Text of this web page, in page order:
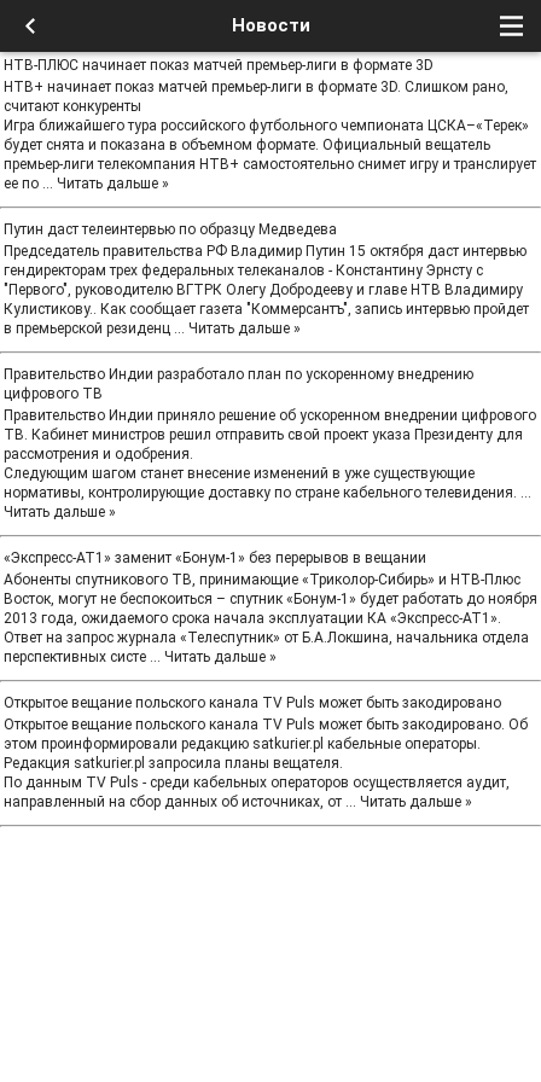
Новости
НТВ-ПЛЮС начинает показ матчей премьер-лиги в формате 3D
НТВ+ начинает показ матчей премьер-лиги в формате 3D. Слишком рано,
считают конкуренты
Игра ближайшего тура российского футбольного чемпионата ЦСКА–«Терек»
будет снята и показана в объемном формате. Официальный вещатель
премьер-лиги телекомпания НТВ+ самостоятельно снимет игру и транслирует
ее по ... Читать дальше »
Путин даст телеинтервью по образцу Медведева
Председатель правительства РФ Владимир Путин 15 октября даст интервью
гендиректорам трех федеральных телеканалов - Константину Эрнсту с
"Первого", руководителю ВГТРК Олегу Добродееву и главе НТВ Владимиру
Кулистикову.. Как сообщает газета "Коммерсантъ", запись интервью пройдет
в премьерской резиденц ... Читать дальше »
Правительство Индии разработало план по ускоренному внедрению
цифрового ТВ
Правительство Индии приняло решение об ускоренном внедрении цифрового
ТВ. Кабинет министров решил отправить свой проект указа Президенту для
рассмотрения и одобрения.
Следующим шагом станет внесение изменений в уже существующие
нормативы, контролирующие доставку по стране кабельного телевидения. ...
Читать дальше »
«Экспресс-АТ1» заменит «Бонум-1» без перерывов в вещании
Абоненты спутникового ТВ, принимающие «Триколор-Сибирь» и НТВ-Плюс
Восток, могут не беспокоиться – спутник «Бонум-1» будет работать до ноября
2013 года, ожидаемого срока начала эксплуатации КА «Экспресс-АТ1».
Ответ на запрос журнала «Телеспутник» от Б.А.Локшина, начальника отдела
перспективных систе ... Читать дальше »
Открытое вещание польского канала TV Puls может быть закодировано
Открытое вещание польского канала TV Puls может быть закодировано. Об
этом проинформировали редакцию satkurier.pl кабельные операторы.
Редакция satkurier.pl запросила планы вещателя.
По данным TV Puls - среди кабельных операторов осуществляется аудит,
направленный на сбор данных об источниках, от ... Читать дальше »